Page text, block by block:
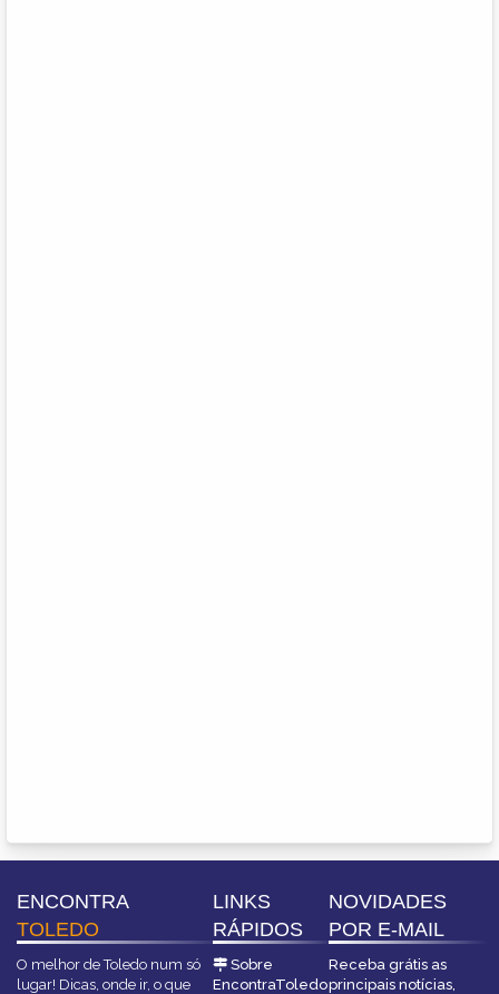
ENCONTRA
TOLEDO
O melhor de Toledo num só
lugar! Dicas, onde ir, o que
LINKS
RÁPIDOS
Sobre
EncontraToledo
NOVIDADES
POR E-MAIL
Receba grátis as
principais notícias,